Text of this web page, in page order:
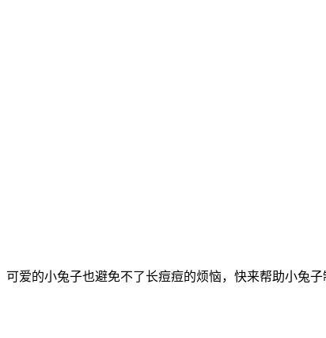
可爱的小兔子也避免不了长痘痘的烦恼，快来帮助小